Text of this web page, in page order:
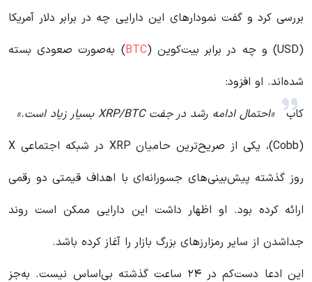
بررسی کرد و گفت نمودارهای این دارایی چه در برابر دلار آمریکا
(USD) و چه در برابر بیت‌کوین (
BTC) به‌صورت صعودی بسته
شده‌اند. او افزود:
«احتمال ادامه رشد در جفت XRP/BTC بسیار زیاد است.»
کاب
(Cobb)، یکی از صریح‌ترین حامیان XRP در شبکه اجتماعی X
روز گذشته پیش‌بینی‌های جسورانه‌ای با اهداف قیمتی دو رقمی
ارائه کرده بود. او اظهار داشت این دارایی ممکن است روند
جداشدن از سایر رمزارزهای بزرگ بازار را آغاز کرده باشد.
این ادعا دست‌کم در ۲۴ ساعت گذشته بی‌اساس نیست. به‌جز